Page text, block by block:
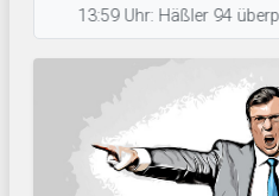
13:59 Uhr: Häßler 94